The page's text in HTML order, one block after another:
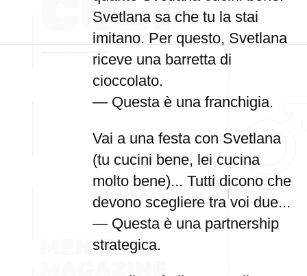
Svetlana sa che tu la stai
imitano. Per questo, Svetlana
riceve una barretta di
cioccolato.
— Questa è una franchigia.
Vai a una festa con Svetlana
(tu cucini bene, lei cucina
molto bene)... Tutti dicono che
devono scegliere tra voi due...
— Questa è una partnership
strategica.